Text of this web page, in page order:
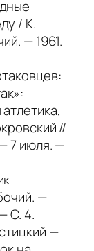
/ К.
— 1961.
//
7 июля. —
—
С. 4.
—